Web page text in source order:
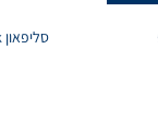
סליפאון New York בטקסטורת נחש